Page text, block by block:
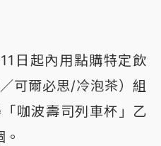
日起內用點購特定飲
可爾必思/冷泡茶）組
咖波壽司列車杯」乙